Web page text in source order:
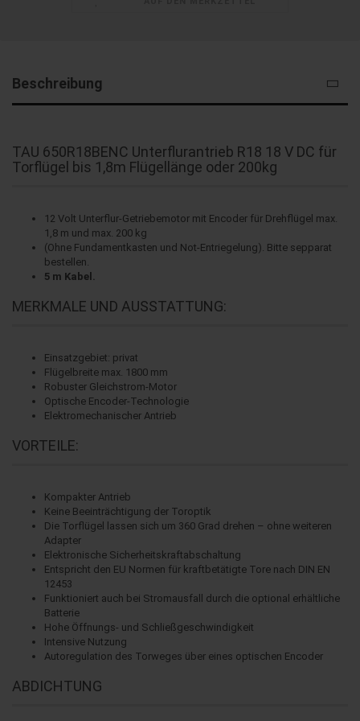
Beschreibung
TAU 650R18BENC Unterflurantrieb R18 18 V DC für
Torflügel bis 1,8m Flügellänge oder 200kg
12 Volt Unterflur-Getriebemotor mit Encoder für Drehflügel max.
1,8 m und max. 200 kg
(Ohne Fundamentkasten und Not-Entriegelung). Bitte sepparat
bestellen.
5 m Kabel.
MERKMALE UND AUSSTATTUNG:
Einsatzgebiet: privat
Flügelbreite max. 1800 mm
Robuster Gleichstrom-Motor
Optische Encoder-Technologie
Elektromechanischer Antrieb
VORTEILE:
Kompakter Antrieb
Keine Beeinträchtigung der Toroptik
Die Torflügel lassen sich um 360 Grad drehen – ohne weiteren
Adapter
Elektronische Sicherheitskraftabschaltung
Entspricht den EU Normen für kraftbetätigte Tore nach DIN EN
12453
Funktioniert auch bei Stromausfall durch die optional erhältliche
Batterie
Hohe Öffnungs- und Schließgeschwindigkeit
Intensive Nutzung
Autoregulation des Torweges über eines optischen Encoder
ABDICHTUNG